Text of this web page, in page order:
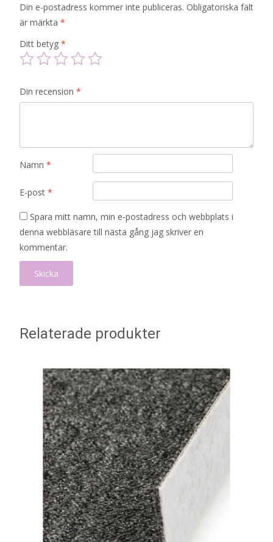
Din e-postadress kommer inte publiceras. Obligatoriska fält
är märkta *
Ditt betyg *
Din recension *
Namn *
E-post *
Spara mitt namn, min e-postadress och webbplats i
denna webbläsare till nästa gång jag skriver en
kommentar.
Relaterade produkter